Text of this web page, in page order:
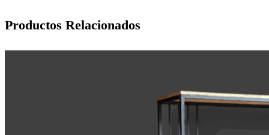
Productos Relacionados